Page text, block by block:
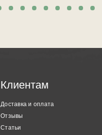
Клиентам
Доставка и оплата
Отзывы
Статьи